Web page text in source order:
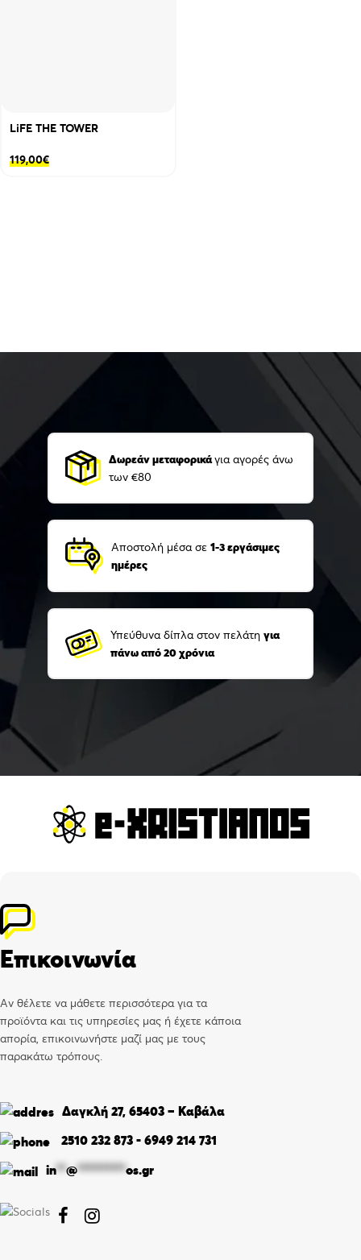
LiFE THE TOWER
119,00€
Δωρεάν μεταφορικάγια αγορές άνω
των €80
Αποστολή μέσα σε 1-3 εργάσιμες
ημέρες
Υπεύθυνα δίπλα στον πελάτη για
πάνω από 20 χρόνια
Επικοινωνία
Αν θέλετε να μάθετε περισσότερα για τα
προϊόντα και τις υπηρεσίες μας ή έχετε κάποια
απορία, επικοινωνήστε μαζί μας με τους
παρακάτω τρόπους.
Δαγκλή 27, 65403 – Καβάλα
2510 232 873 - 6949 214 731
in**@**********os.gr
 